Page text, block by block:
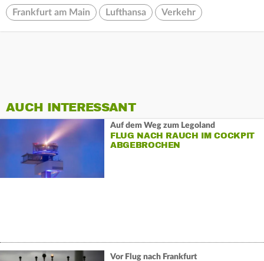
Frankfurt am Main Lufthansa Verkehr
AUCH INTERESSANT
Auf dem Weg zum Legoland
FLUG NACH RAUCH IM COCKPIT
ABGEBROCHEN
Vor Flug nach Frankfurt